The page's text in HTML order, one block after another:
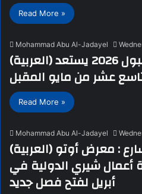
Read More »
Mohammad Abu Al-Jadayel
(العربية) أوتوميكانيكا إسطنبول 2026 يستعد
عشر من مايو المقبل
Read More »
Mohammad Abu Al-Jadayel
(العربية) التوسع العالمي يتسارع : معرض أوتو
أعمال شيري الدولية في
أبريل لفتح فصل جديد